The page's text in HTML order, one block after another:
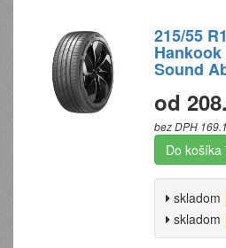
215/55
Sound
od
bez DPH
Do košíka
skladom
skladom